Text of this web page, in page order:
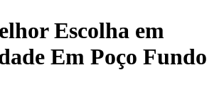
Escolha em
Em Poço Fundo